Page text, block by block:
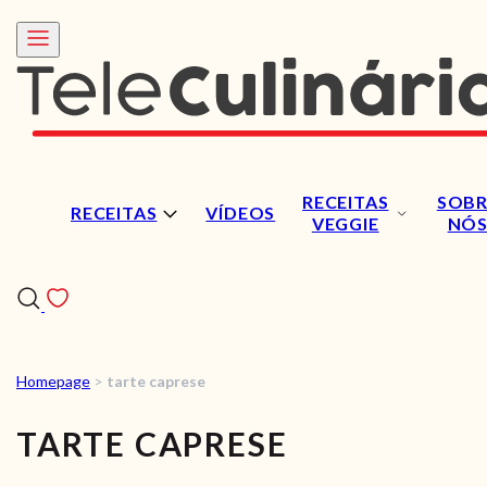
RECEITAS VÍDEOS
RECEITAS
VEGGIE
NÓS
VÍDEOS
Homepage > tarte caprese
TARTE CAPRESE